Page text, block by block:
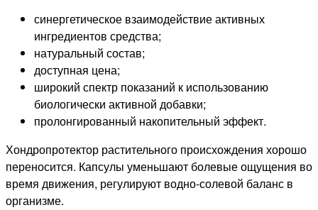
синергетическое взаимодействие активных
ингредиентов средства;
натуральный состав;
доступная цена;
широкий спектр показаний к использованию
биологически активной добавки;
пролонгированный накопительный эффект.
Хондропротектор растительного происхождения хорошо
переносится. Капсулы уменьшают болевые ощущения во
время движения, регулируют водно-солевой баланс в
организме.